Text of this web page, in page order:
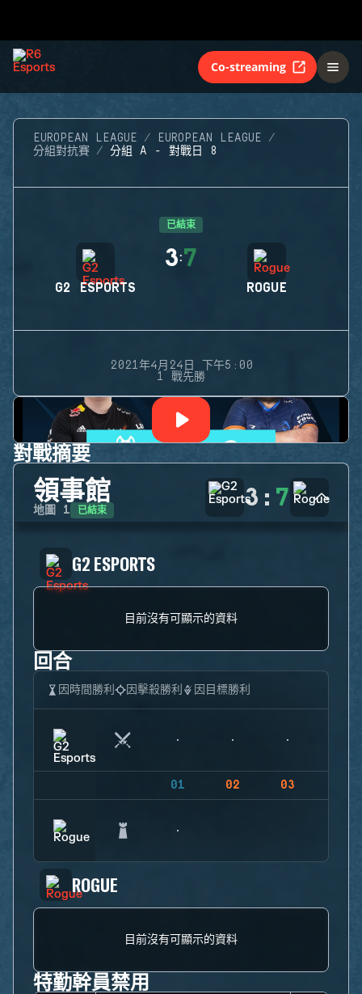
Co-streaming
EUROPEAN LEAGUE
EUROPEAN LEAGUE
分組對抗賽
分組 A - 對戰日 8
已結束
G2 ESPORTS
3:7
ROGUE
2021年4月24日 下午5:00
1 戰先勝
對戰摘要
領事館
地圖 1 已結束 3 : 7
G2 ESPORTS
目前沒有可顯示的資料
回合
因時間勝利 因擊殺勝利 因目標勝利
01 02 03
ROGUE
目前沒有可顯示的資料
特勤幹員禁用